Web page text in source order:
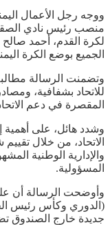
ووجه رجل الأعمال
منصب رئيس نادي الصقر
لكرة القدم، أحمد
الجميع بوضع الكرة
وتضمنت الرسالة
للاتحاد بشفافية،
المقصرة في دعم
وشدد هائل، على أهمية
الاتحاد، من خلال
والإدارية الوطنية
المسؤولية.
وأوضحت الرسالة أن على
(الدوري وكأس رئيس
جديدة خارج الصندوق